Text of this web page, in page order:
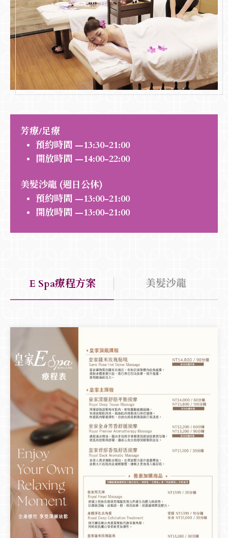
芳療/足療
預約時間 —13:30-21:00
開放時間 —14:00-22:00
美髮沙龍 (週日公休)
預約時間 —13:00-21:00
開放時間 —13:00-21:00
E Spa療程方案 美髮沙龍